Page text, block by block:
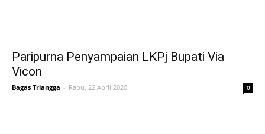
Paripurna Penyampaian LKPj Bupati Via
Vicon
Bagas Triangga - Rabu, 22 April 2020 0